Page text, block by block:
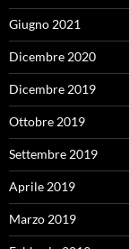
Giugno 2021
Dicembre 2020
Dicembre 2019
Ottobre 2019
Settembre 2019
Aprile 2019
Marzo 2019